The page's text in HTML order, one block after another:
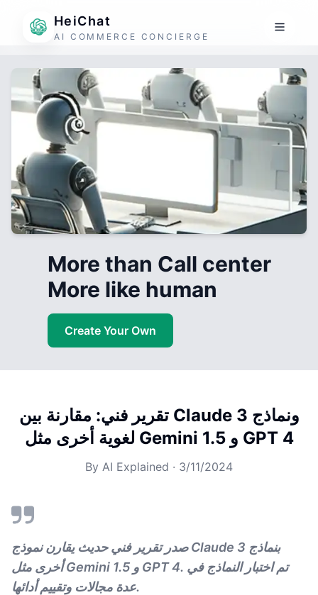
HeiChat
AI COMMERCE CONCIERGE
More than Call center
More like human
Create Your Own
تقرير فني: مقارنة بين Claude 3 ونماذج
لغوية أخرى مثل Gemini 1.5 و GPT 4
By AI Explained · 3/11/2024
صدر تقرير فني حديث يقارن نموذج Claude 3 بنماذج
أخرى مثل Gemini 1.5 و GPT 4. تم اختبار النماذج في
عدة مجالات وتقييم أدائها.